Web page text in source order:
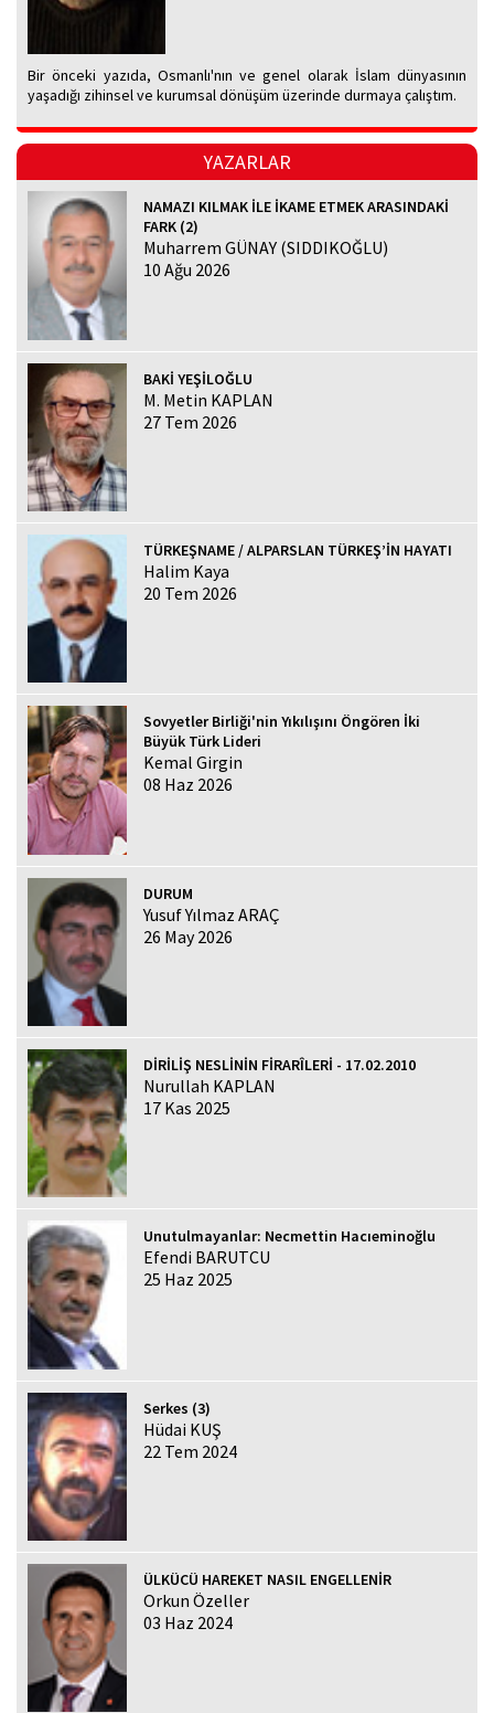
Bir önceki yazıda, Osmanlı'nın ve genel olarak İslam dünyasının
yaşadığı zihinsel ve kurumsal dönüşüm üzerinde durmaya çalıştım.
YAZARLAR
NAMAZI KILMAK İLE İKAME ETMEK ARASINDAKİ
FARK (2)
Muharrem GÜNAY (SIDDIKOĞLU)
10 Ağu 2026
BAKİ YEŞİLOĞLU
M. Metin KAPLAN
27 Tem 2026
TÜRKEŞNAME / ALPARSLAN TÜRKEŞ’İN HAYATI
Halim Kaya
20 Tem 2026
Sovyetler Birliği'nin Yıkılışını Öngören İki
Büyük Türk Lideri
Kemal Girgin
08 Haz 2026
DURUM
Yusuf Yılmaz ARAÇ
26 May 2026
DİRİLİŞ NESLİNİN FİRARÎLERİ - 17.02.2010
Nurullah KAPLAN
17 Kas 2025
Unutulmayanlar: Necmettin Hacıeminoğlu
Efendi BARUTCU
25 Haz 2025
Serkes (3)
Hüdai KUŞ
22 Tem 2024
ÜLKÜCÜ HAREKET NASIL ENGELLENİR
Orkun Özeller
03 Haz 2024